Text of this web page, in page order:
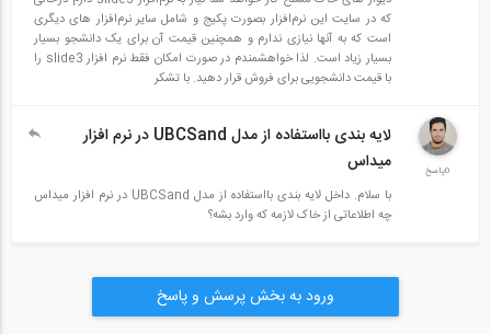
توضیحات:
در این آموزش به مدل‌سازی سه‌بعدی دیوارهای خاک مسلح به روش نیل و
انکر پرداخته می‌شود. مدل‌سازی شامل مدل‌سازی المان‌های خاک به‌صورت
انکرها، مدل‌سازی شاتکریت، اندرکنش شاتکریت با خاک، اندرکنش نیل و
که در سایت این نرم‌افزار بصورت پکیج و شامل سایر نرم‌افزار های دیگری
است که به آنها نیازی ندارم و همچنین قیمت آن برای یک دانشجو بسیار
بسیار زیاد است. لذا خواهشمندم در صورت امکان فقط نرم افزار slide3 را
با قیمت دانشجویی برای فروش قرار دهید. با تشکر
0پاسخ
لایه بندی بااستفاده از مدل UBCSand در نرم افزار
میداس
با سلام. داخل لایه بندی بااستفاده از مدل UBCSand در نرم افزار میداس
چه اطلاعاتی از خاک لازمه که وارد بشه؟
ورود به بخش پرسش و پاسخ